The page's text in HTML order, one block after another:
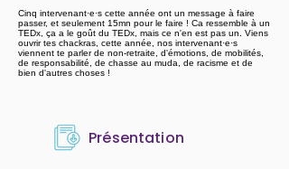
Cinq intervenant·e·s cette année ont un message à faire
passer, et seulement 15mn pour le faire ! Ca ressemble à un
TEDx, ça a le goût du TEDx, mais ce n'en est pas un. Viens
ouvrir tes chackras, cette année, nos intervenant·e·s
viennent te parler de non-retraite, d'émotions, de mobilités,
de responsabilité, de chasse au muda, de racisme et de
bien d'autres choses !
Présentation